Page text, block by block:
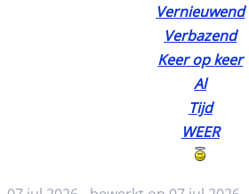
Vernieuwend
Verbazend
Keer op keer
Al
Tijd
WEER